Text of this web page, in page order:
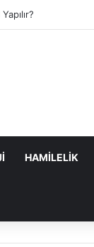
HAMILELIK